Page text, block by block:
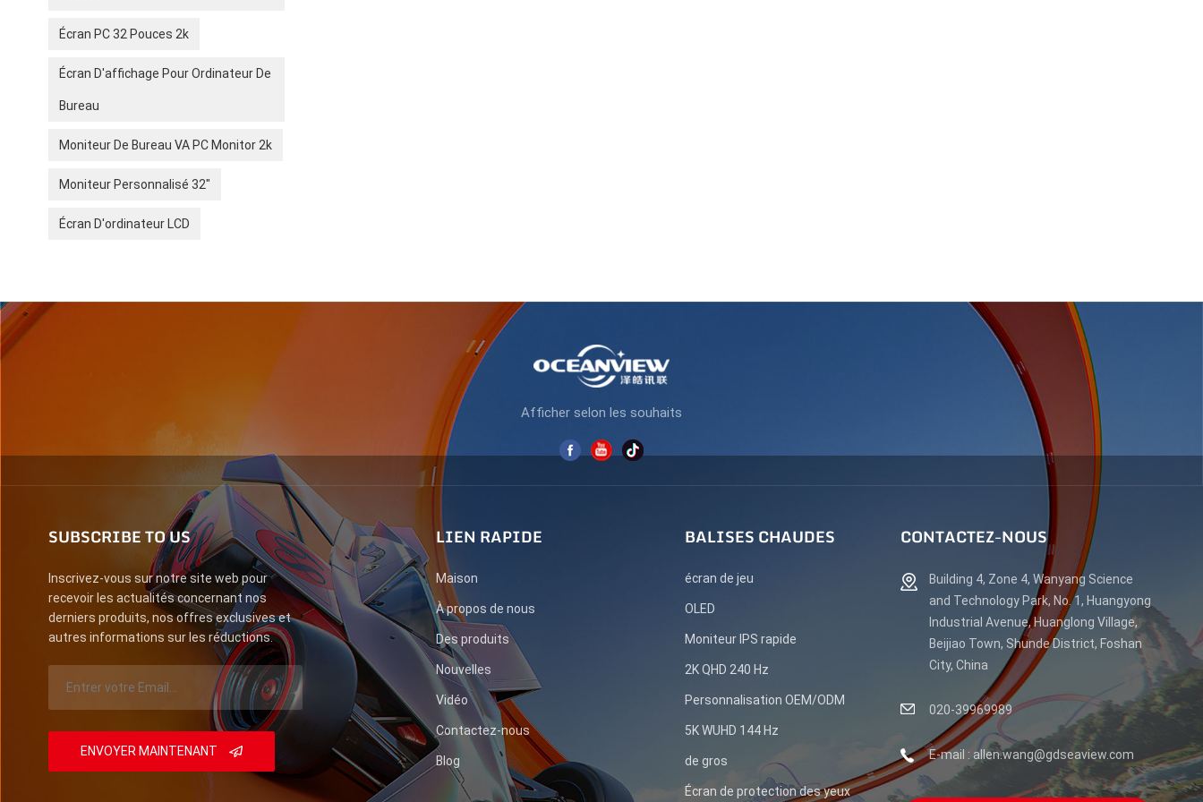
Écran PC 32 Pouces 2k
Écran D'affichage Pour Ordinateur De
Bureau
Moniteur De Bureau VA PC Monitor 2k
Moniteur Personnalisé 32"
Écran D'ordinateur LCD
Afficher selon les souhaits
SUBSCRIBE TO US
Inscrivez-vous sur notre site web pour
recevoir les actualités concernant nos
derniers produits, nos offres exclusives et
autres informations sur les réductions.
ENVOYER MAINTENANT
LIEN RAPIDE
Maison
À propos de nous
Des produits
Nouvelles
Vidéo
Contactez-nous
Blog
BALISES CHAUDES
écran de jeu
OLED
Moniteur IPS rapide
2K QHD 240 Hz
Personnalisation OEM/ODM
5K WUHD 144 Hz
de gros
Écran de protection des yeux
CONTACTEZ-NOUS
Building 4, Zone 4, Wanyang Science
and Technology Park, No. 1, Huangyong
Industrial Avenue, Huanglong Village,
Beijiao Town, Shunde District, Foshan
City, China
020-39969989
E-mail : allen.wang@gdseaview.com